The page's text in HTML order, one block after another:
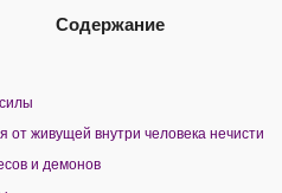
Содержание
от живущей внутри человека нечисти
и демонов